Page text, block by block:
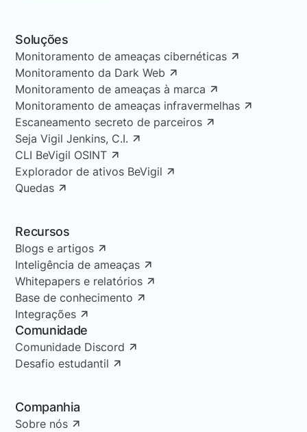
Soluções
Monitoramento de ameaças cibernéticas
Monitoramento da Dark Web
Monitoramento de ameaças à marca
Monitoramento de ameaças infravermelhas
Escaneamento secreto de parceiros
Seja Vigil Jenkins, C.I.
CLI BeVigil OSINT
Explorador de ativos BeVigil
Quedas
Recursos
Blogs e artigos
Inteligência de ameaças
Whitepapers e relatórios
Base de conhecimento
Integrações
Comunidade
Comunidade Discord
Desafio estudantil
Companhia
Sobre nós